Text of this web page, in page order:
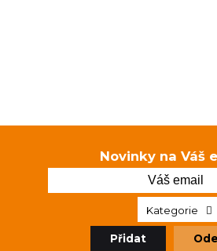
Novinky na Váš
Kategorie
Přidat